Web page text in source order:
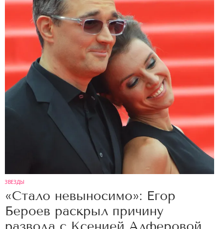
ЗВЕЗДЫ
«Стало невыносимо»: Егор
Бероев раскрыл причину